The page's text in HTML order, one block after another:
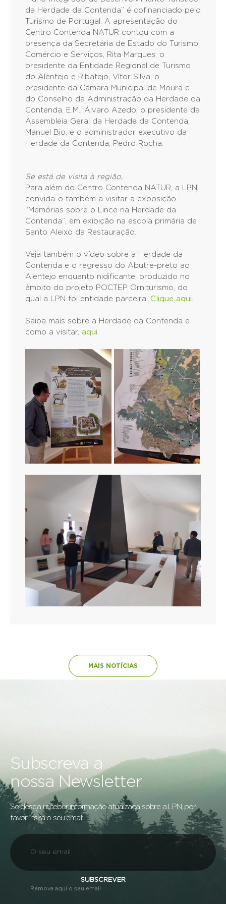
da Herdade da Contenda” é cofinanciado pelo
Turismo de Portugal. A apresentação do
Centro Contenda NATUR contou com a
presença da Secretária de Estado do Turismo,
Comércio e Serviços, Rita Marques, o
presidente da Entidade Regional de Turismo
do Alentejo e Ribatejo, Vítor Silva, o
presidente da Câmara Municipal de Moura e
do Conselho da Administração da Herdade da
Contenda, E.M., Álvaro Azedo, o presidente da
Assembleia Geral da Herdade da Contenda,
Manuel Bio, e o administrador executivo da
Herdade da Contenda, Pedro Rocha.
Se está de visita à região,
Para além do Centro Contenda NATUR, a LPN
convida-o também a visitar a exposição
“Memórias sobre o Lince na Herdade da
Contenda”, em exibição na escola primária de
Santo Aleixo da Restauração.
Veja também o vídeo sobre a Herdade da
Contenda e o regresso do Abutre-preto ao
Alentejo enquanto nidificante, produzido no
âmbito do projeto POCTEP Orniturismo, do
qual a LPN foi entidade parceira. Clique aqui.
Saiba mais sobre a Herdade da Contenda e
como a visitar, aqui.
MAIS NOTÍCIAS
Subscreva a
nossa Newsletter
Se deseja receber informação atualizada sobre a LPN, por
favor insira o seu email:
SUBSCREVER
Remova aqui o seu email